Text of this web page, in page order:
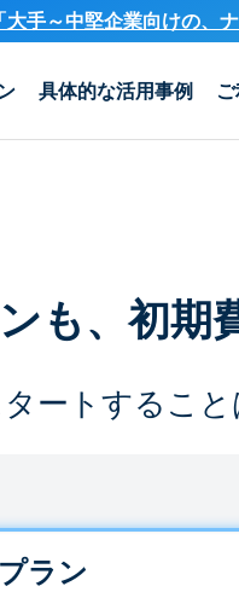
「大手～中堅企業向けの、
具体的な活用事例
も、初期
ートすること
ラン